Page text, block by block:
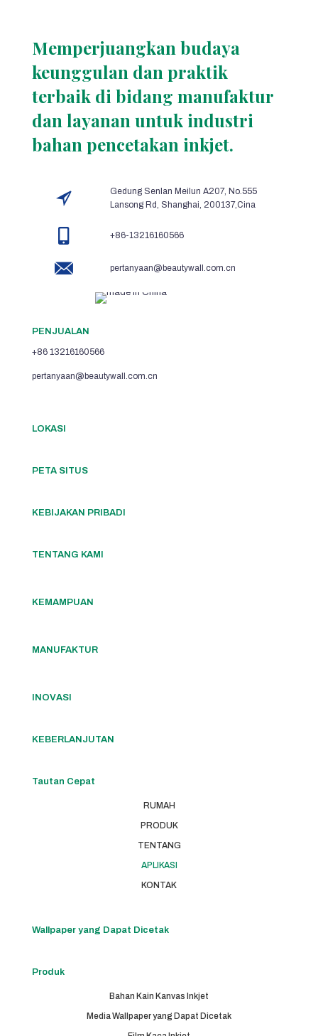
Memperjuangkan budaya
keunggulan dan praktik
terbaik di bidang manufaktur
dan layanan untuk industri
bahan pencetakan inkjet.
Gedung Senlan Meilun A207, No.555
Lansong Rd, Shanghai, 200137,Cina
+86-13216160566
pertanyaan@beautywall.com.cn
PENJUALAN
+86 13216160566
pertanyaan@beautywall.com.cn
LOKASI
PETA SITUS
KEBIJAKAN PRIBADI
TENTANG KAMI
KEMAMPUAN
MANUFAKTUR
INOVASI
KEBERLANJUTAN
Tautan Cepat
RUMAH
PRODUK
TENTANG
APLIKASI
KONTAK
Wallpaper yang Dapat Dicetak
Produk
Bahan Kain Kanvas Inkjet
Media Wallpaper yang Dapat Dicetak